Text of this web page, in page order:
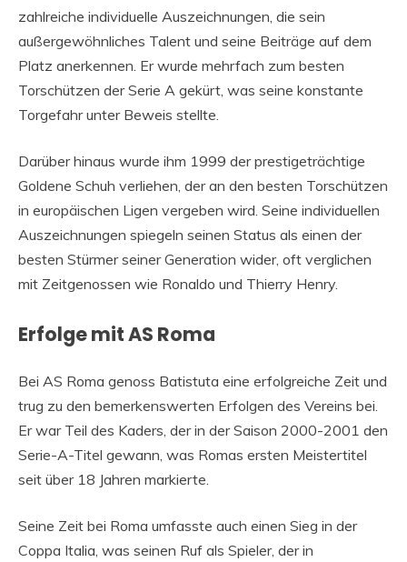
zahlreiche individuelle Auszeichnungen, die sein
außergewöhnliches Talent und seine Beiträge auf dem
Platz anerkennen. Er wurde mehrfach zum besten
Torschützen der Serie A gekürt, was seine konstante
Torgefahr unter Beweis stellte.
Darüber hinaus wurde ihm 1999 der prestigeträchtige
Goldene Schuh verliehen, der an den besten Torschützen
in europäischen Ligen vergeben wird. Seine individuellen
Auszeichnungen spiegeln seinen Status als einen der
besten Stürmer seiner Generation wider, oft verglichen
mit Zeitgenossen wie Ronaldo und Thierry Henry.
Erfolge mit AS Roma
Bei AS Roma genoss Batistuta eine erfolgreiche Zeit und
trug zu den bemerkenswerten Erfolgen des Vereins bei.
Er war Teil des Kaders, der in der Saison 2000-2001 den
Serie-A-Titel gewann, was Romas ersten Meistertitel
seit über 18 Jahren markierte.
Seine Zeit bei Roma umfasste auch einen Sieg in der
Coppa Italia, was seinen Ruf als Spieler, der in